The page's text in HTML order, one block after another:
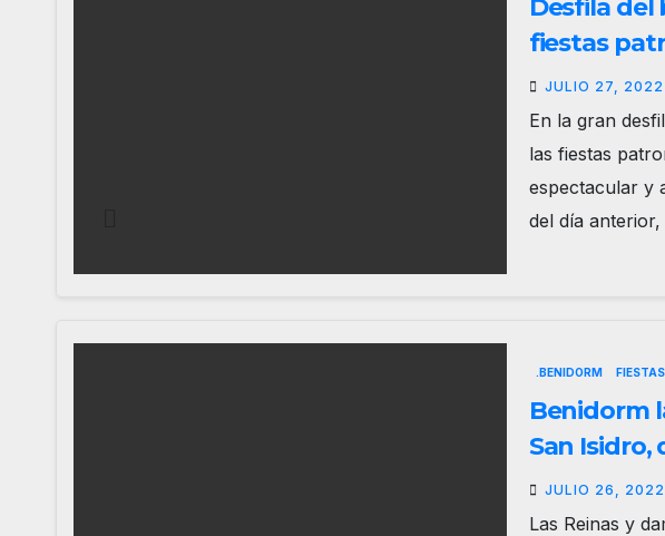
Desfila del
fiestas
2022
JULIO 27, 2022
En la gran
las fiestas
espectacular y
del día
.BENIDORM
Benidorm las Belleas en el
San Isidro,
tradición
JULIO 26, 2022
Las Reinas y